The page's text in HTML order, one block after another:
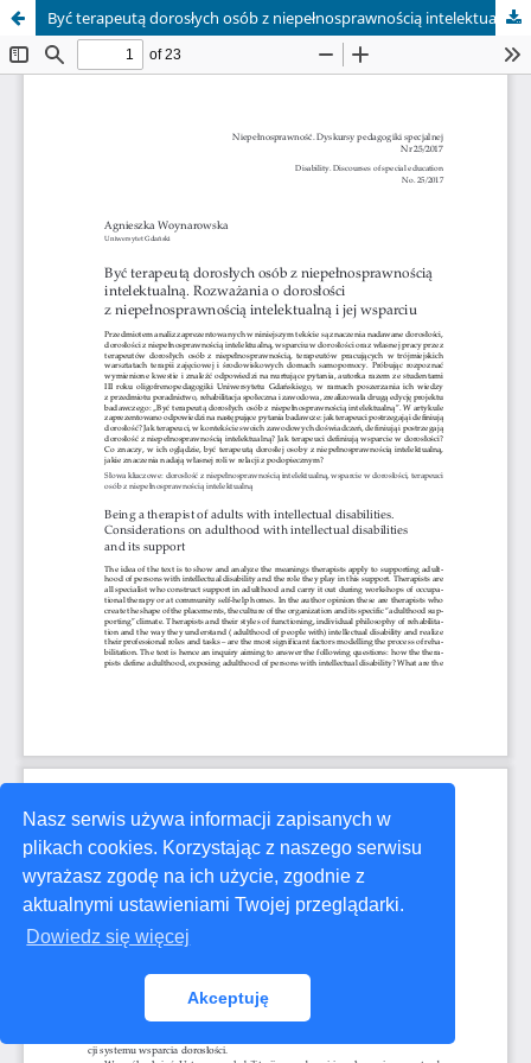
Nasz serwis używa informacji zapisanych w
plikach cookies. Korzystając z naszego serwisu
wyrażasz zgodę na ich użycie, zgodnie z
aktualnymi ustawieniami Twojej przeglądarki.
Dowiedz się więcej
Akceptuję
Być terapeutą dorosłych osób z niepełnosprawnością intelektualną. Rozważania o dorosłości z niepełnosprawnością intelektualną i jej wsparciu